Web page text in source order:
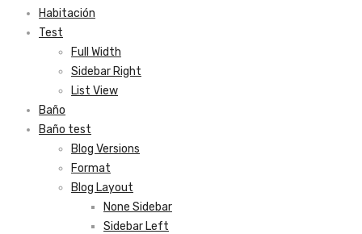
Habitación
Test
Full Width
Sidebar Right
List View
Baño
Baño test
Blog Versions
Format
Blog Layout
None Sidebar
Sidebar Left